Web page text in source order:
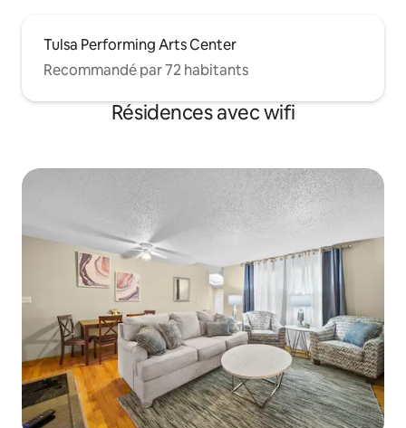
Tulsa Performing Arts Center
Recommandé par 72 habitants
Résidences avec wifi